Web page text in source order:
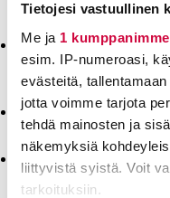
Tietojesi vastuullinen
Me ja 1 kumppanimme
esim. IP-numeroasi,
evästeitä,
jotta voimme tarjota
tehdä mainosten ja
näkemyksiä
liittyvistä syistä. Voit
tarkoituksiin.
istuttajina.
Hiilinieluja lisätään
eivät ole olleet enää
maatalouden piirissä.
Yhteisöt, yritykset ja
Taimitekoon ja
Taimiteon tavoitteena
metsää eli 20